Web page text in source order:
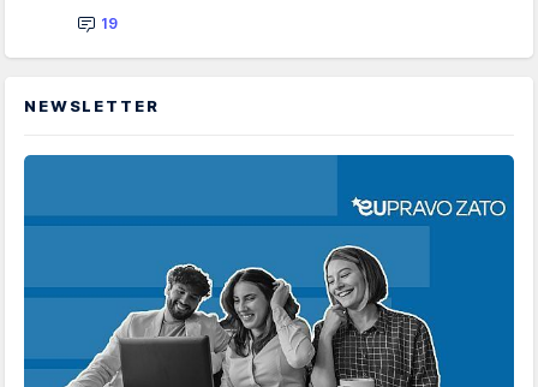
19
NEWSLETTER